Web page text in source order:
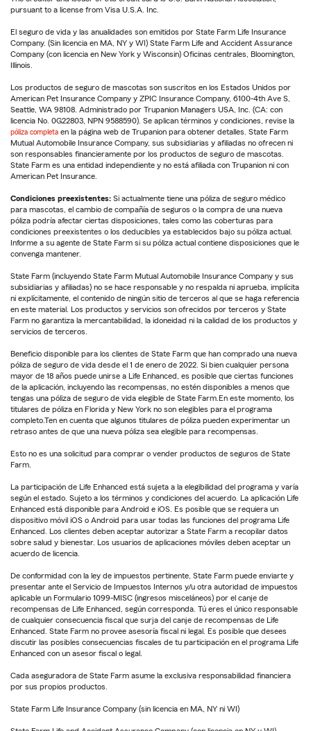
pursuant to a license from Visa U.S.A. Inc.
El seguro de vida y las anualidades son emitidos por State Farm Life Insurance
Company. (Sin licencia en MA, NY y WI) State Farm Life and Accident Assurance
Company (con licencia en New York y Wisconsin) Oficinas centrales, Bloomington,
Illinois.
Los productos de seguro de mascotas son suscritos en los Estados Unidos por
American Pet Insurance Company y ZPIC Insurance Company, 6100-4th Ave S,
Seattle, WA 98108. Administrado por Trupanion Managers USA, Inc. (CA: con
licencia No. 0G22803, NPN 9588590). Se aplican términos y condiciones, revise la
póliza completa en la página web de Trupanion para obtener detalles. State Farm
Mutual Automobile Insurance Company, sus subsidiarias y afiliadas no ofrecen ni
son responsables financieramente por los productos de seguro de mascotas.
State Farm es una entidad independiente y no está afiliada con Trupanion ni con
American Pet Insurance.
Condiciones preexistentes: Si actualmente tiene una póliza de seguro médico
para mascotas, el cambio de compañía de seguros o la compra de una nueva
póliza podría afectar ciertas disposiciones, tales como las coberturas para
condiciones preexistentes o los deducibles ya establecidos bajo su póliza actual.
Informe a su agente de State Farm si su póliza actual contiene disposiciones que le
convenga mantener.
State Farm (incluyendo State Farm Mutual Automobile Insurance Company y sus
subsidiarias y afiliadas) no se hace responsable y no respalda ni aprueba, implícita
ni explícitamente, el contenido de ningún sitio de terceros al que se haga referencia
en este material. Los productos y servicios son ofrecidos por terceros y State
Farm no garantiza la mercantabilidad, la idoneidad ni la calidad de los productos y
servicios de terceros.
Beneficio disponible para los clientes de State Farm que han comprado una nueva
póliza de seguro de vida desde el 1 de enero de 2022. Si bien cualquier persona
mayor de 18 años puede unirse a Life Enhanced, es posible que ciertas funciones
de la aplicación, incluyendo las recompensas, no estén disponibles a menos que
tengas una póliza de seguro de vida elegible de State Farm.En este momento, los
titulares de póliza en Florida y New York no son elegibles para el programa
completo.Ten en cuenta que algunos titulares de póliza pueden experimentar un
retraso antes de que una nueva póliza sea elegible para recompensas.
Esto no es una solicitud para comprar o vender productos de seguros de State
Farm.
La participación de Life Enhanced está sujeta a la elegibilidad del programa y varía
según el estado. Sujeto a los términos y condiciones del acuerdo. La aplicación Life
Enhanced está disponible para Android e iOS. Es posible que se requiera un
dispositivo móvil iOS o Android para usar todas las funciones del programa Life
Enhanced. Los clientes deben aceptar autorizar a State Farm a recopilar datos
sobre salud y bienestar. Los usuarios de aplicaciones móviles deben aceptar un
acuerdo de licencia.
De conformidad con la ley de impuestos pertinente, State Farm puede enviarte y
presentar ante el Servicio de Impuestos Internos y/u otra autoridad de impuestos
aplicable un Formulario 1099-MISC (ingresos misceláneos) por el canje de
recompensas de Life Enhanced, según corresponda. Tú eres el único responsable
de cualquier consecuencia fiscal que surja del canje de recompensas de Life
Enhanced. State Farm no provee asesoría fiscal ni legal. Es posible que desees
discutir las posibles consecuencias fiscales de tu participación en el programa Life
Enhanced con un asesor fiscal o legal.
Cada aseguradora de State Farm asume la exclusiva responsabilidad financiera
por sus propios productos.
State Farm Life Insurance Company (sin licencia en MA, NY ni WI)